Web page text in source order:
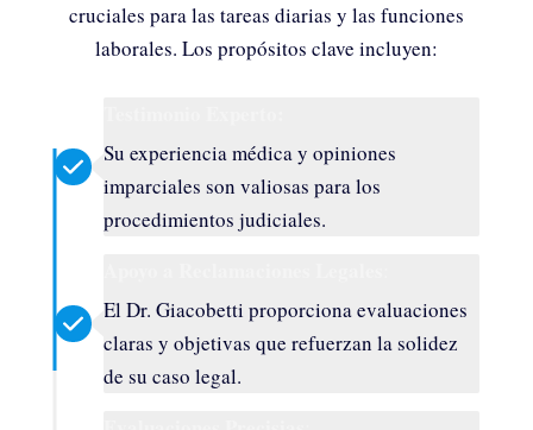
cruciales para las tareas diarias y las funciones
laborales. Los propósitos clave incluyen:
Su experiencia médica y opiniones
imparciales son valiosas para los
procedimientos judiciales.
El Dr. Giacobetti proporciona evaluaciones
claras y objetivas que refuerzan la solidez
de su caso legal.